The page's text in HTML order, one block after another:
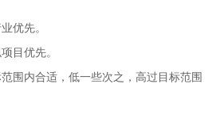
优先。
目优先。
围内合适，低一些次之，高过目标范围